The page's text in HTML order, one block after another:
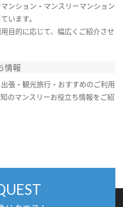
ンション・マンスリーマンション
います。
目的に応じて、幅広くご紹介させ
情報
張・観光旅行・おすすめのご利用
のマンスリーお役立ち情報をご紹